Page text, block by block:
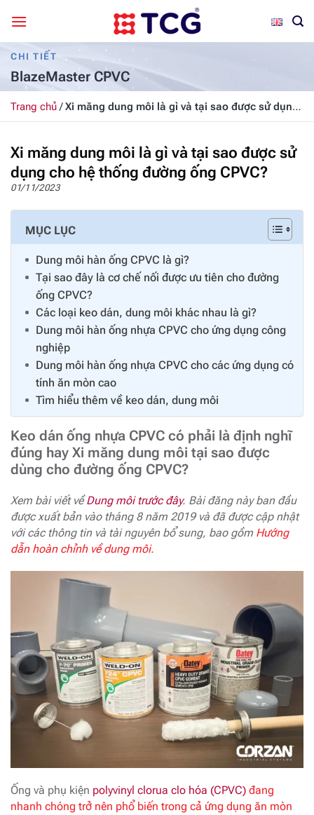
qua
nội
dungCHI TIẾT
BlazeMaster CPVC
Trang chủ/Xi măng dung môi là gì và tại sao được sử dụng
cho hệ thống đường ống CPVC?
Xi măng dung môi là gì và tại sao được sử
dụng cho hệ thống đường ống CPVC?
01/11/2023
MỤC LỤC
Dung môi hàn ống CPVC là gì?
Tại sao đây là cơ chế nối được ưu tiên cho đường
ống CPVC?
Các loại keo dán, dung môi khác nhau là gì?
Dung môi hàn ống nhựa CPVC cho ứng dụng công
nghiệp
Dung môi hàn ống nhựa CPVC cho các ứng dụng có
tính ăn mòn cao
Tìm hiểu thêm về keo dán, dung môi
Keo dán ống nhựa CPVC có phải là định nghĩ
đúng hay Xi măng dung môi tại sao được
dùng cho đường ống CPVC?
Xem bài viết vềDung môi trước đây. Bài đăng này ban đầu
được xuất bản vào tháng 8 năm 2019 và đã được cập nhật
với các thông tin và tài nguyên bổ sung, bao gồm Hướng
dẫn hoàn chỉnh về dung môi.
Ống và phụ kiện polyvinyl clorua clo hóa (CPVC) đang
nhanh chóng trở nên phổ biến trong cả ứng dụng ăn mòn